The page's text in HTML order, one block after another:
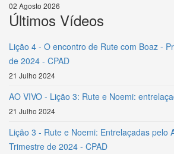
02 Agosto 2026
Últimos Vídeos
Lição 4 - O encontro de Rute com Boaz -
de 2024 - CPAD
21 Julho 2024
AO VIVO - Lição 3: Rute e Noemi:
21 Julho 2024
Lição 3 - Rute e Noemi: Entrelaçadas pelo
Trimestre de 2024 - CPAD